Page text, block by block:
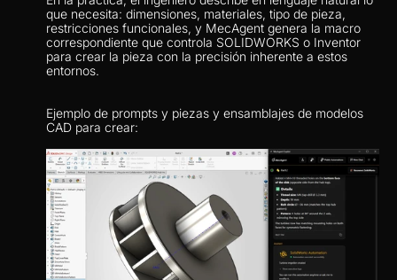
que necesita: dimensiones, materiales, tipo de pieza,
restricciones funcionales, y MecAgent genera la macro
correspondiente que controla SOLIDWORKS o Inventor
para crear la pieza con la precisión inherente a estos
entornos.
Ejemplo de prompts y piezas y ensamblajes de modelos
CAD para crear: